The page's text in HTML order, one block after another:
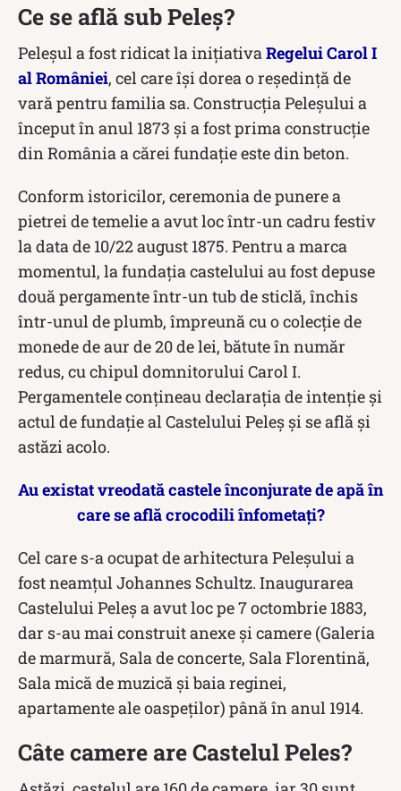
Ce se află sub Peleș?
Peleşul a fost ridicat la iniţiativa Regelui Carol I
al României, cel care își dorea o reședință de
vară pentru familia sa. Construcția Peleșului a
început în anul 1873 și a fost prima construcţie
din România a cărei fundaţie este din beton.
Conform istoricilor, ceremonia de punere a
pietrei de temelie a avut loc într-un cadru festiv
la data de 10/22 august 1875. Pentru a marca
momentul, la fundaţia castelului au fost depuse
două pergamente într-un tub de sticlă, închis
într-unul de plumb, împreună cu o colecţie de
monede de aur de 20 de lei, bătute în număr
redus, cu chipul domnitorului Carol I.
Pergamentele conţineau declaraţia de intenţie şi
actul de fundaţie al Castelului Peleş și se află și
astăzi acolo.
Au existat vreodată castele înconjurate de apă în
care se află crocodili înfometați?
Cel care s-a ocupat de arhitectura Peleșului a
fost neamțul Johannes Schultz. Inaugurarea
Castelului Peleș a avut loc pe 7 octombrie 1883,
dar s-au mai construit anexe și camere (Galeria
de marmură, Sala de concerte, Sala Florentină,
Sala mică de muzică şi baia reginei,
apartamente ale oaspeților) până în anul 1914.
Câte camere are Castelul Peles?